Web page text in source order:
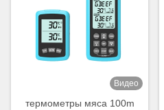
Видео
термометры мяса 100m